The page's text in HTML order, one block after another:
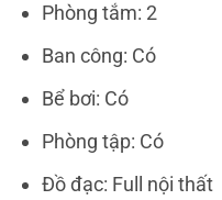
Phòng tắm: 2
Ban công: Có
Bể bơi: Có
Phòng tập: Có
Đồ đạc: Full nội thất